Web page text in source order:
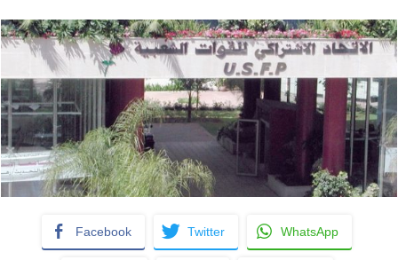
Facebook Twitter WhatsApp